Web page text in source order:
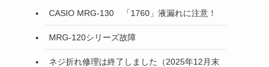
CASIO MRG-130 「1760」液漏れに注意！
MRG-120シリーズ故障
ネジ折れ修理は終了しました（2025年12月末